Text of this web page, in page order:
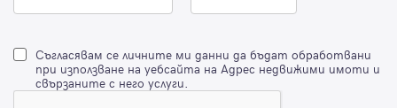
Съгласявам се личните ми данни да бъдат обработвани
при използване на уебсайта на Адрес недвижими имоти и
свързаните с него услуги.